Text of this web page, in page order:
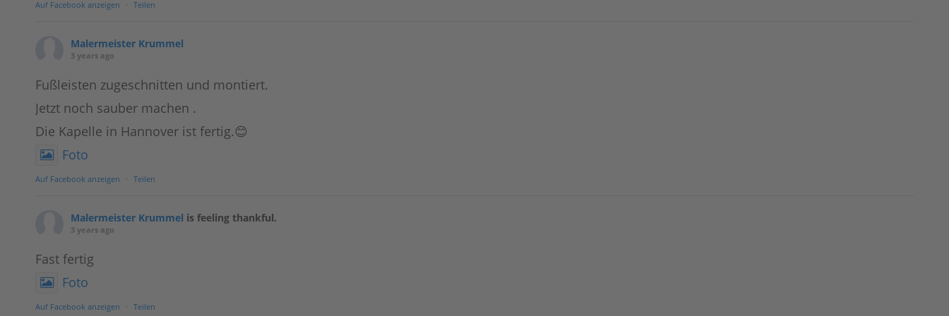
Auf Facebook anzeigen · Teilen
Malermeister Krummel
3 years ago
Fußleisten zugeschnitten und montiert.
Jetzt noch sauber machen .
Die Kapelle in Hannover ist fertig.😊
Foto
Auf Facebook anzeigen · Teilen
Malermeister Krummel is feeling thankful.
3 years ago
Fast fertig
Foto
Auf Facebook anzeigen · Teilen